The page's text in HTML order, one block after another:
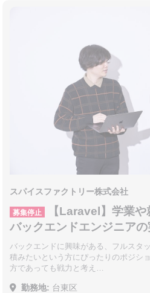
スパイスファクトリー株式会社
募集停止
【Laravel】学業
バックエンドエンジニア
バックエンドに興味がある、フルスタ
積みたいという方にぴったりのポジシ
方であっても戦力と考え…
勤務地: 台東区